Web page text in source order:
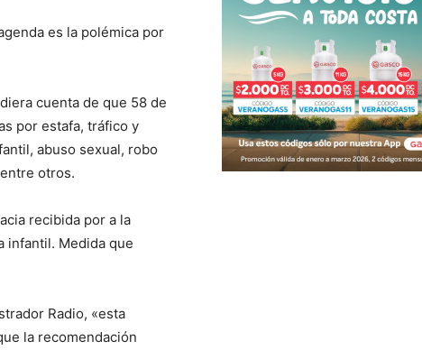
es la polémica por
cuenta de que 58 de
por estafa, tráfico y
abuso sexual, robo
otros.
recibida por a la
infantil. Medida que
Radio, «esta
la recomendación